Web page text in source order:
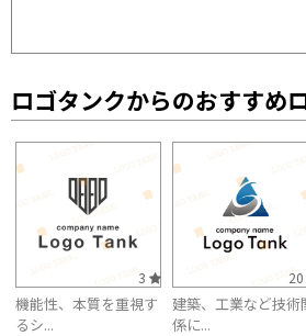
ロゴタンクからのおすすめ
3
機能性、本質を重視す
るシ...
20
建築、工業など技術
係に...